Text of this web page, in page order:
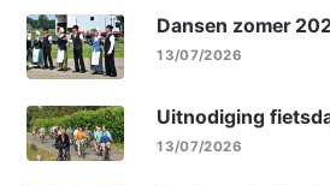
Dansen zomer
13/07/2026
Uitnodiging
13/07/2026